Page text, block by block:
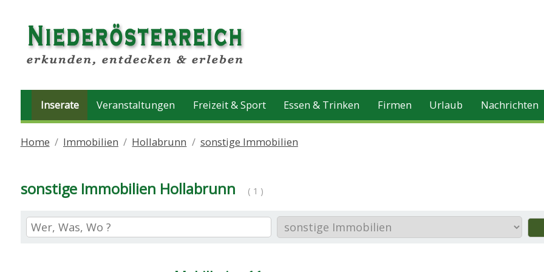
Inserate Veranstaltungen Freizeit & Sport Essen & Trinken Firmen Urlaub Nachrichten
Home Immobilien Hollabrunn sonstige Immobilien
sonstige Immobilien Hollabrunn ( 1 )